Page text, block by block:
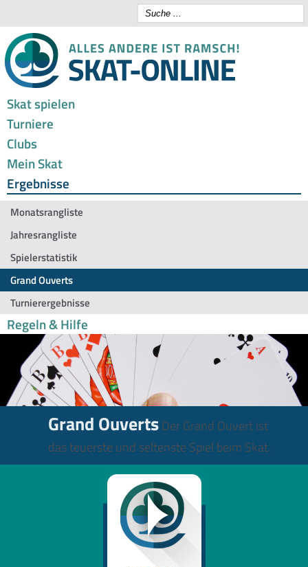
Skat spielen
Turniere
Clubs
Mein Skat
Ergebnisse
Monatsrangliste
Jahresrangliste
Spielerstatistik
Grand Ouverts
Turnierergebnisse
Regeln & Hilfe
Grand OuvertsDer Grand Ouvert ist
das teuerste und seltenste Spiel beim Skat.